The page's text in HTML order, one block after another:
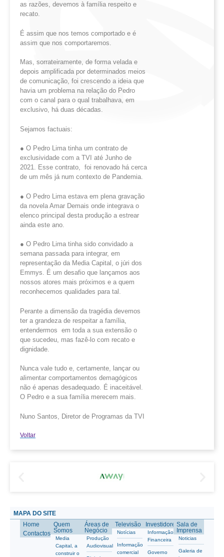
as razões, devemos à família respeito e
recato.
É assim que nos temos comportado e é
assim que nos comportaremos.
Mas, sorrateiramente, de forma velada e
depois amplificada por determinados meios
de comunicação, foi crescendo a ideia que
havia um problema na relação do Pedro
com o canal para o qual trabalhava, em
exclusivo, há duas décadas.
Sejamos factuais:
● O Pedro Lima tinha um contrato de
exclusividade com a TVI até Junho de
2021. Esse contrato, foi renovado há cerca
de um mês já num contexto de Pandemia.
● O Pedro Lima estava em plena gravação
da novela Amar Demais onde integrava o
elenco principal desta produção a estrear
ainda este ano.
● O Pedro Lima tinha sido convidado a
semana passada para integrar, em
representação da Media Capital, o júri dos
Emmys. É um desafio que lançamos aos
nossos atores mais próximos e a quem
reconhecemos qualidades para tal.
Perante a dimensão da tragédia devemos
ter a grandeza de respeitar a família,
entendermos em toda a sua extensão o
que sucedeu, mas fazê-lo com recato e
dignidade.
Nunca vale tudo e, certamente, lançar ou
alimentar comportamentos demagógicos
não é apenas desadequado. É inaceitável.
O Pedro e a sua família merecem mais.
Nuno Santos, Diretor de Programas da TVI
Voltar
MAPA DO SITE
Home
Contactos
Quem
Somos
Media
Capital, a
construir o
Áreas de
Negócio
Produção
Audiovisual
Televisão
Notícias
Informação
comercial
Investidores
Informação
Financeira
Governo
Sala de
Imprensa
Noticias
Galeria de